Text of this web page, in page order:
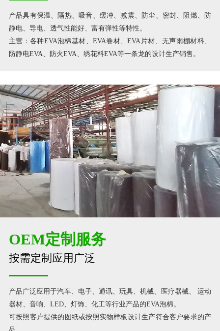
产品具有保温、隔热、吸音、缓冲、减震、防尘、密封、阻燃、防
静电、导电、透气性能好、富有弹性等特性。
主营：各种EVA泡棉基材、EVA卷材、EVA片材、无声雨棚材料、
防静电EVA、防火EVA、绣花料EVA等一条龙的设计生产销售。
OEM定制服务
按需定制应用广泛
产品广泛应用于汽车、电子、通讯、玩具、机械、医疗器械、 运动
器材、音响、LED、灯饰、化工等行业产品的EVA泡棉。
可按照客户提供的图纸或按照实物样板设计生产符合客户要求的产
品。